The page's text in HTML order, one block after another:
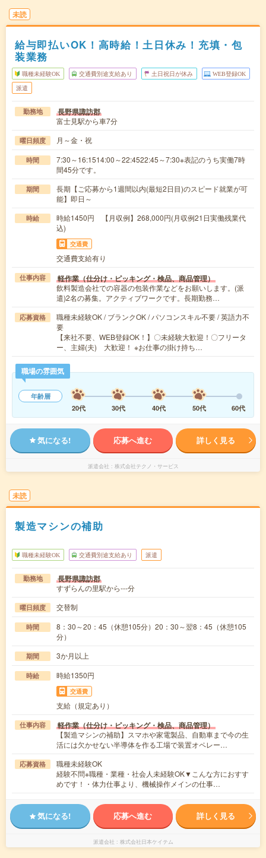
未読
給与即払いOK！高時給！土日休み！充填・包
装業務
職種未経験OK 交通費別途支給あり 土日祝日が休み WEB登録OK
派遣
勤務地 長野県諏訪郡
富士見駅から車7分
曜日頻度 月～金・祝
時間
7:30～16:1514:00～22:4522:45～7:30※表記のうち実働7時
間45分です。
期間
長期【ご応募から1週間以内(最短2日目)のスピード就業が可
能】即日～
時給
時給1450円 【月収例】268,000円(月収例21日実働残業代
込)
交通費
交通費支給有り
仕事内容 軽作業（仕分け・ピッキング・検品、商品管理）
飲料製造会社での容器の包装作業などをお願いします。(派
遣)2名の募集。アクティブワークです。長期勤務…
応募資格
職種未経験OK / ブランクOK / パソコンスキル不要 / 英語力不
要
【来社不要、WEB登録OK！】〇未経験大歓迎！〇フリータ
ー、主婦(夫) 大歓迎！ ※お仕事の掛け持ち…
職場の雰囲気
年齢層
20代
30代 40代 50代 60代
気になる! 応募へ進む 詳しく見る
派遣会社 株式会社テクノ・サービス
未読
製造マシンの補助
職種未経験OK 交通費別途支給あり 派遣
勤務地 長野県諏訪郡
すずらんの里駅から---分
曜日頻度 交替制
時間
8：30～20：45（休憩105分）20：30～翌8：45（休憩105
分）
期間 3か月以上
時給 時給1350円
交通費
支給（規定あり）
仕事内容 軽作業（仕分け・ピッキング・検品、商品管理）
【製造マシンの補助】スマホや家電製品、自動車まで今の生
活には欠かせない半導体を作る工場で装置オペレー…
応募資格
職種未経験OK
経験不問※職種・業種・社会人未経験OK▼こんな方におすす
めです！・体力仕事より、機械操作メインの仕事…
気になる! 応募へ進む 詳しく見る
派遣会社 株式会社日本ケイテム